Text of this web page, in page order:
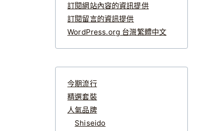
訂閱網站內容的資訊提供
訂閱留言的資訊提供
WordPress.org 台灣繁體中文
今期流行
精選套裝
人氣品牌
Shiseido